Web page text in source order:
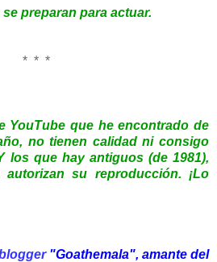
preparan para actuar.
* * *
YouTube que he encontrado de
no tienen calidad ni consigo
los que hay antiguos (de 1981),
su reproducción. ¡Lo
"Goathemala", amante del